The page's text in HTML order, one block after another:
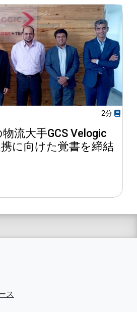
· 2分
流大手GCS Velogic
に向けた覚書を締結
ス